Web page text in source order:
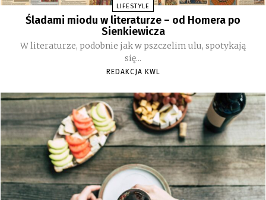
LIFESTYLE
Śladami miodu w literaturze – od Homera po
Sienkiewicza
W literaturze, podobnie jak w pszczelim ulu, spotykają
się...
REDAKCJA KWL